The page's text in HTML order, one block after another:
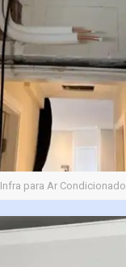
Infra para Ar Condicionado